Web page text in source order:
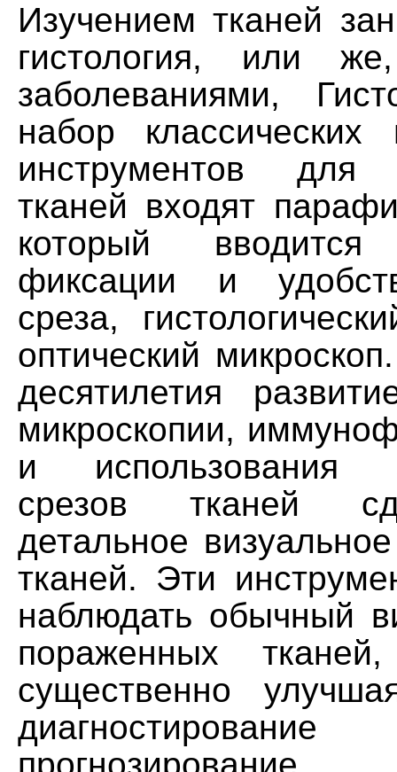
Изучением тканей
гистология, или
заболеваниями,
набор
инструментов для
тканей входят
который
фиксации и
среза,
оптический
десятилетия
микроскопии,
и использования
срезов тканей
детальное
тканей. Эти
наблюдать обычный
пораженных
существенно